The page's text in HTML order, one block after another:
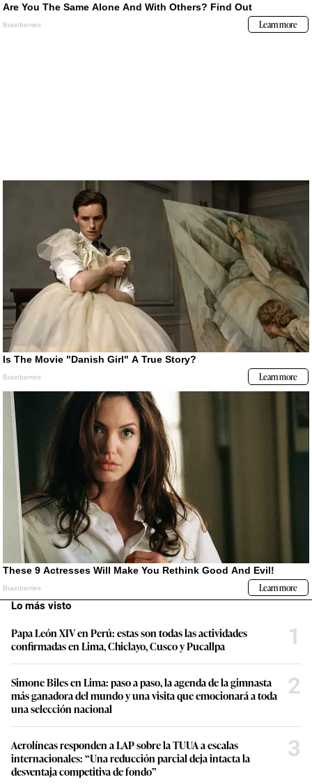
Lo más visto
Papa León XIV en Perú: estas son todas las actividades
confirmadas en Lima, Chiclayo, Cusco y Pucallpa
1
Simone Biles en Lima: paso a paso, la agenda de la gimnasta
más ganadora del mundo y una visita que emocionará a toda
una selección nacional
2
Aerolíneas responden a LAP sobre la TUUA a escalas
internacionales: “Una reducción parcial deja intacta la
desventaja competitiva de fondo”
3